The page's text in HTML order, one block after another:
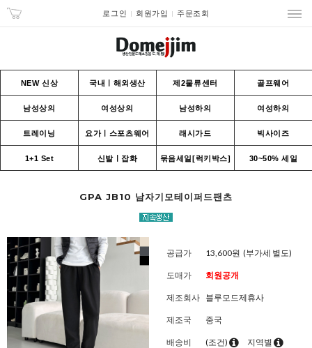
로그인 회원가입 주문조회
NEW 신상 국내ㅣ해외생산 제2물류센터 골프웨어
남성상의 여성상의 남성하의 여성하의
트레이닝 요가ㅣ스포츠웨어 래시가드 빅사이즈
1+1 Set 신발ㅣ잡화 묶음세일[럭키박스] 30~50% 세일
GPA JB10 남자기모테이퍼드팬츠
공급가 13,600원 (부가세 별도)
도매가 회원공개
제조회사 블루모드제휴사
제조국 중국
배송비 (조건) 지역별